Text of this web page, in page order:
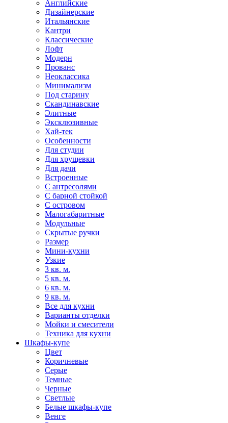
Английские
Дизайнерские
Итальянские
Кантри
Классические
Лофт
Модерн
Прованс
Неоклассика
Минимализм
Под старину
Скандинавские
Элитные
Эксклюзивные
Хай-тек
Особенности
Для студии
Для хрущевки
Для дачи
Встроенные
С антресолями
С барной стойкой
С островом
Малогабаритные
Модульные
Скрытые ручки
Размер
Мини-кухни
Узкие
3 кв. м.
5 кв. м.
6 кв. м.
9 кв. м.
Все для кухни
Варианты отделки
Мойки и смесители
Техника для кухни
Шкафы-купе
Цвет
Коричневые
Серые
Темные
Черные
Светлые
Белые шкафы-купе
Венге